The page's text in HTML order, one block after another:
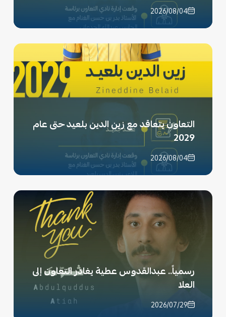
2026/08/04
التعاون يتعاقد مع زين الدين بلعيد حتى عام
2029
2026/08/04
رسمياً.. عبدالقدوس عطية يغادر التعاون إلى
العلا
2026/07/29